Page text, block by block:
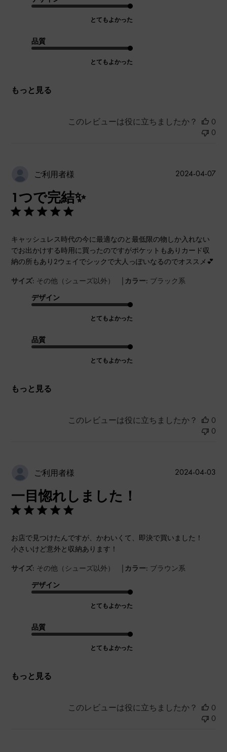
とてもよかった
品質
とてもよかった
もっと見る
このレビューは役に立ちましたか？
0
0
ご利用者様
1つで完結✨️
キャッシュレス時代の今に最適なのと最低限の物しか入れない
でお出かけする時用に買ったのですがポケットもありカード収
納の所もあり2ウェイでシックで大人っぽいなるのでオススメ💕
サイズ: その他（シューズ以外） | カラー: ブラック系
デザイン
とてもよかった
品質
とてもよかった
もっと見る
公
2024-04-07
このレビューは役に立ちましたか？
0
0
ご利用者様
一目惚れしました！
お店で見つけたんですが、かわいくて、即決で買いました！
小さいけど意外と収納あります！
サイズ: その他（シューズ以外） | カラー: ブラウン系
デザイン
とてもよかった
品質
とてもよかった
もっと見る
公
2024-04-03
このレビューは役に立ちましたか？
0
0